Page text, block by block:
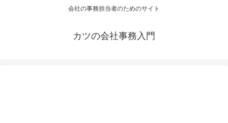
会社の事務担当者のためのサイト
カツの会社事務入門